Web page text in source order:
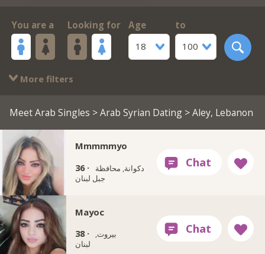
You are a Looking for
Age
18
to
100
More filters
Meet Arab Singles >Arab Syrian Dating> Aley, Lebanon
Mmmmmyo
36 ·
دكوانة, محافظة
جبل لبنان
Mayoc
38 ·
بيروت,
لبنان